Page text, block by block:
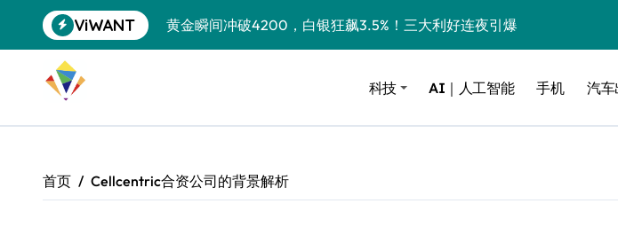
到
ViWANT
黄金瞬间冲破4200，白银狂飙3.5%！三大利好连夜引爆
Peloton 新车实测：屏幕能转、风扇怼脸，但最狠的是那个机械音
Xbox七月大崩盘：裁员3200、卖工作室、网络瘫了，微软这次真急了
谷歌DeepMind创始人辞去CEO，但继续“垂帘听政”？
科技 AI｜人工智能 手机 汽
首页 Cellcentric合资公司的背景解析